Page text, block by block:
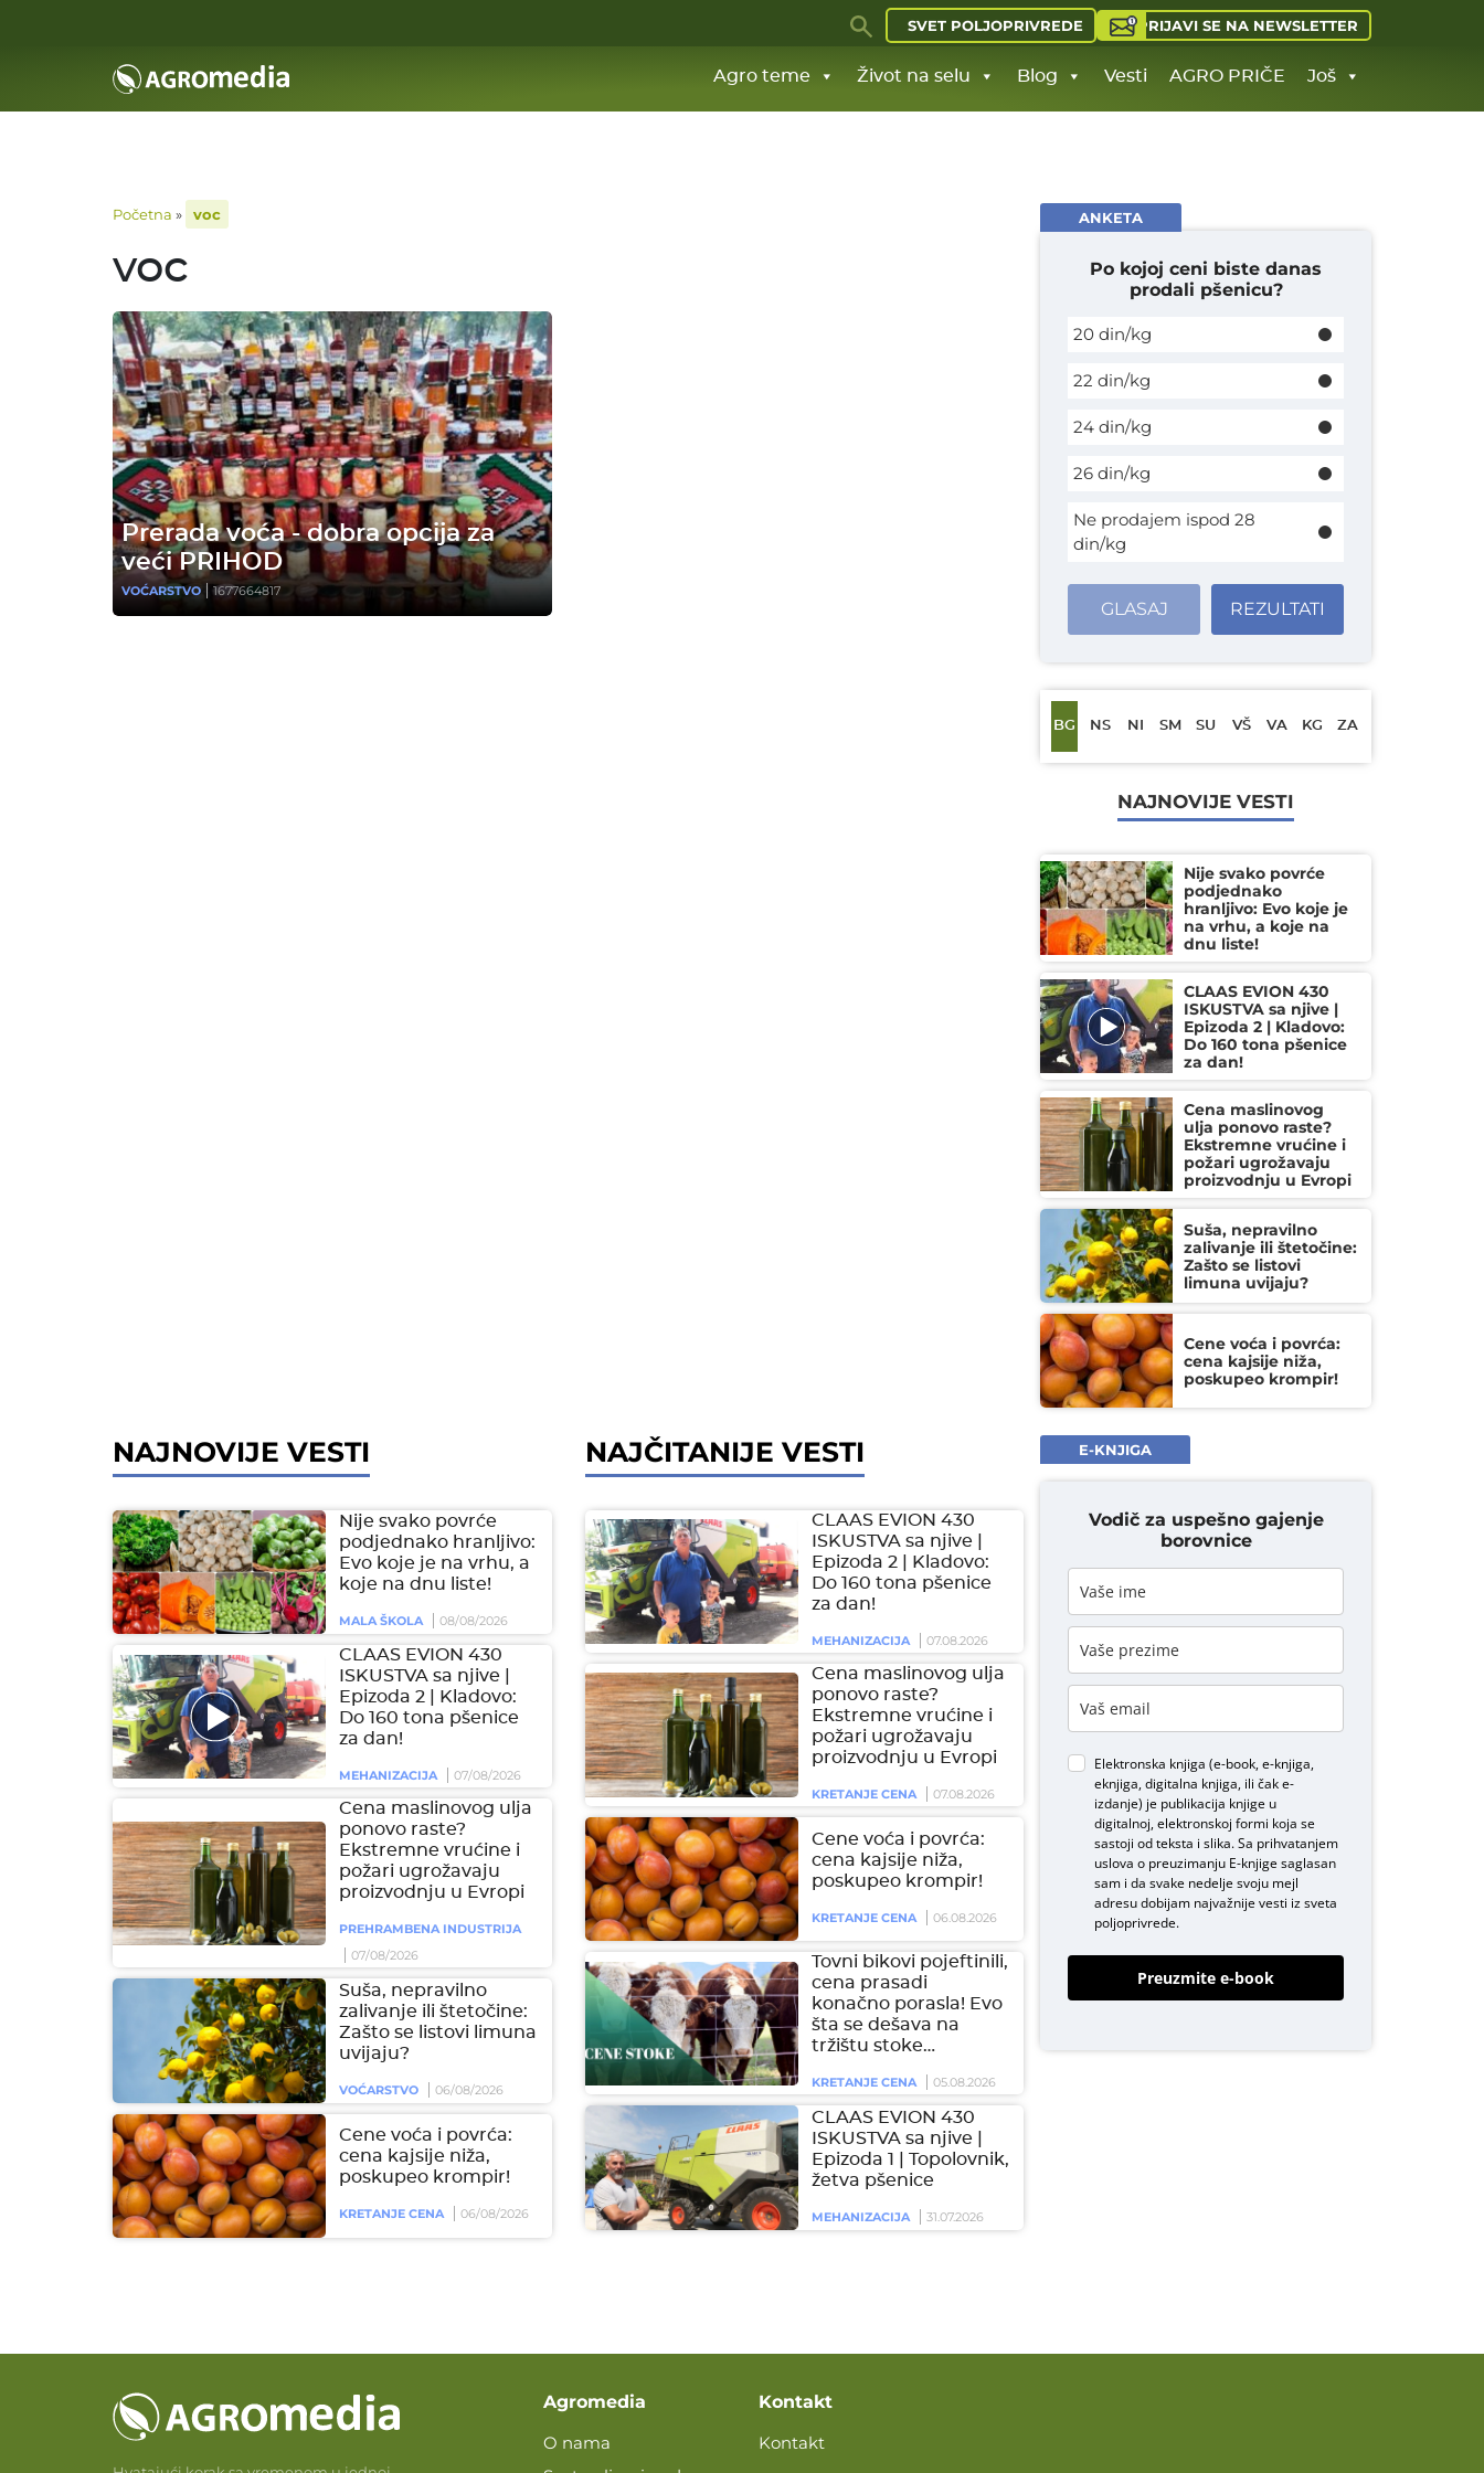
SVET POLJOPRIVREDE PRIJAVI SE NA NEWSLETTER
Agro teme Život na selu Blog Vesti AGRO PRIČE Još
Početna » voc
voc
Prerada voća - dobra opcija za
veći PRIHOD
VOĆARSTVO 1677664817
ANKETA
Po kojoj ceni biste danas
prodali pšenicu?
20 din/kg
22 din/kg
24 din/kg
26 din/kg
Ne prodajem ispod 28
din/kg
GLASAJ REZULTATI
BG NS NI SM SU VŠ VA KG ZA
NAJNOVIJE VESTI
Nije svako povrće
podjednako
hranljivo: Evo koje je
na vrhu, a koje na
dnu liste!
CLAAS EVION 430
ISKUSTVA sa njive |
Epizoda 2 | Kladovo:
Do 160 tona pšenice
za dan!
Cena maslinovog
ulja ponovo raste?
Ekstremne vrućine i
požari ugrožavaju
proizvodnju u Evropi
Suša, nepravilno
zalivanje ili štetočine:
Zašto se listovi
limuna uvijaju?
Cene voća i povrća:
cena kajsije niža,
poskupeo krompir!
NAJNOVIJE VESTI
Nije svako povrće
podjednako hranljivo:
Evo koje je na vrhu, a
koje na dnu liste!
MALA ŠKOLA 08/08/2026
CLAAS EVION 430
ISKUSTVA sa njive |
Epizoda 2 | Kladovo:
Do 160 tona pšenice
za dan!
MEHANIZACIJA 07/08/2026
Cena maslinovog ulja
ponovo raste?
Ekstremne vrućine i
požari ugrožavaju
proizvodnju u Evropi
PREHRAMBENA INDUSTRIJA
07/08/2026
Suša, nepravilno
zalivanje ili štetočine:
Zašto se listovi limuna
uvijaju?
VOĆARSTVO 06/08/2026
Cene voća i povrća:
cena kajsije niža,
poskupeo krompir!
KRETANJE CENA 06/08/2026
NAJČITANIJE VESTI
CLAAS EVION 430
ISKUSTVA sa njive |
Epizoda 2 | Kladovo:
Do 160 tona pšenice
za dan!
MEHANIZACIJA 07.08.2026
Cena maslinovog ulja
ponovo raste?
Ekstremne vrućine i
požari ugrožavaju
proizvodnju u Evropi
KRETANJE CENA 07.08.2026
Cene voća i povrća:
cena kajsije niža,
poskupeo krompir!
KRETANJE CENA 06.08.2026
Tovni bikovi pojeftinili,
cena prasadi
konačno porasla! Evo
šta se dešava na
tržištu stoke…
KRETANJE CENA 05.08.2026
CLAAS EVION 430
ISKUSTVA sa njive |
Epizoda 1 | Topolovnik,
žetva pšenice
MEHANIZACIJA 31.07.2026
E-KNJIGA
Vodič za uspešno gajenje
borovnice
Elektronska knjiga (e-book, e-knjiga,
eknjiga, digitalna knjiga, ili čak e-
izdanje) je publikacija knjige u
digitalnoj, elektronskoj formi koja se
sastoji od teksta i slika. Sa prihvatanjem
uslova o preuzimanju E-knjigesaglasan
sam i da svake nedelje svoju mejl
adresu dobijam najvažnije vesti iz sveta
poljoprivrede.
Preuzmite e-book
Agromedia
O nama
Kontakt
Kontakt